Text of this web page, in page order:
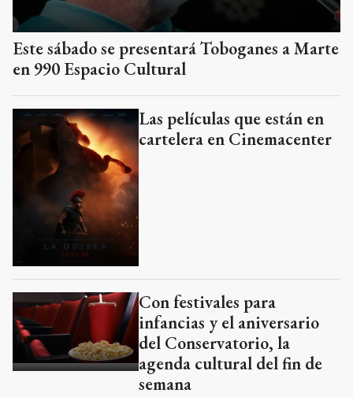
Este sábado se presentará Toboganes a Marte
en 990 Espacio Cultural
Las películas que están en
cartelera en Cinemacenter
Con festivales para
infancias y el aniversario
del Conservatorio, la
agenda cultural del fin de
semana